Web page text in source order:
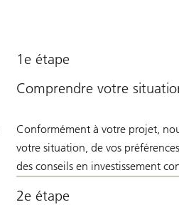
1e étape
Comprendre votre
Conformément à votre projet,
votre situation, de vos
des conseils en investissement
2e étape